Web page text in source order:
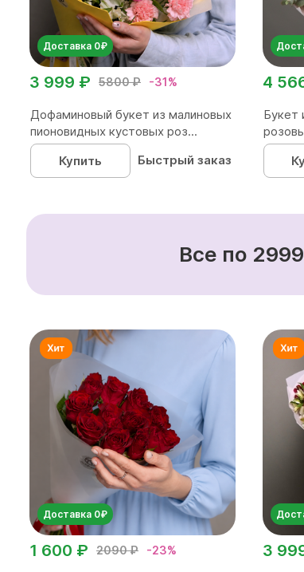
Доставка 0₽
5800 ₽ -31%
3 999 ₽
Дофаминовый букет из малиновых
пионовидных кустовых роз...
Купить
Быстрый заказ
4
Букет
Все по
Доставка 0₽
2090 ₽ -23%
1 600 ₽ 3